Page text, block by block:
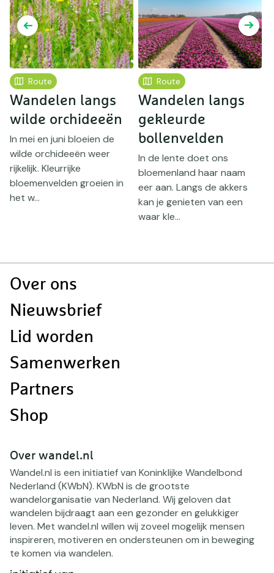
Route
Wandelen langs
wilde orchideeën
In mei en juni bloeien de
wilde orchideeën weer
rijkelijk. Kleurrijke
bloemenvelden groeien in
het w...
Route
Wandelen langs
gekleurde
bollenvelden
In de lente doet ons
bloemenland haar naam
eer aan. Langs de akkers
kan je genieten van een
waar kle...
Doormat
Over ons
Nieuwsbrief
Lid worden
Samenwerken
Partners
Shop
Over wandel.nl
Wandel.nl is een initiatief van Koninklijke Wandelbond
Nederland (KWbN). KWbN is de grootste
wandelorganisatie van Nederland. Wij geloven dat
wandelen bijdraagt aan een gezonder en gelukkiger
leven. Met wandel.nl willen wij zoveel mogelijk mensen
inspireren, motiveren en ondersteunen om in beweging
te komen via wandelen.